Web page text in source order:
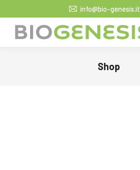
info@bio-genesis.it
Shop